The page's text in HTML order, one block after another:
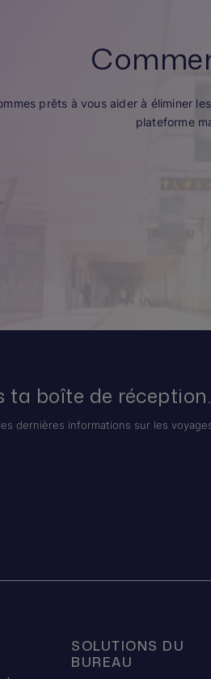
prêts à vous aider à éliminer
plateforme
ta boîte de réception.
dernières informations sur les
SOLUTIONS DU
BUREAU